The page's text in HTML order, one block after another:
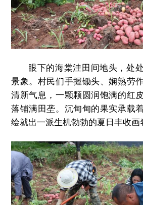
眼下的海棠洼田间地头，处
景象。村民们手握锄头、娴熟劳
清新气息，一颗颗圆润饱满的红
落铺满田垄。沉甸甸的果实承载
绘就出一派生机勃勃的夏日丰收画